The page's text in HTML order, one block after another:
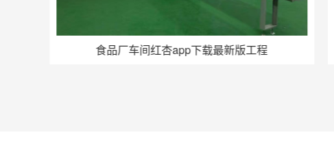
食品厂车间红杏app下载最新版工程